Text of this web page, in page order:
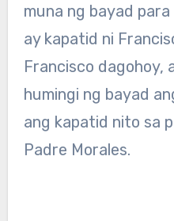
muna ng bayad
ay kapatid ni
Francisco dagohoy,
humingi ng bayad
ang kapatid nito sa
Padre Morales.